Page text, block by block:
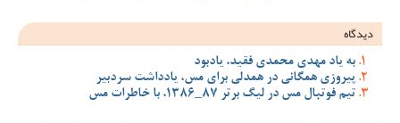
دیدگاه
به یاد مهدی محمدی فقید، یادبود
پیروزی همگانی در همدلی برای مس، یادداشت سردبیر
تیم فوتبال مس در لیگ برتر 87_1386، با خاطرات مس